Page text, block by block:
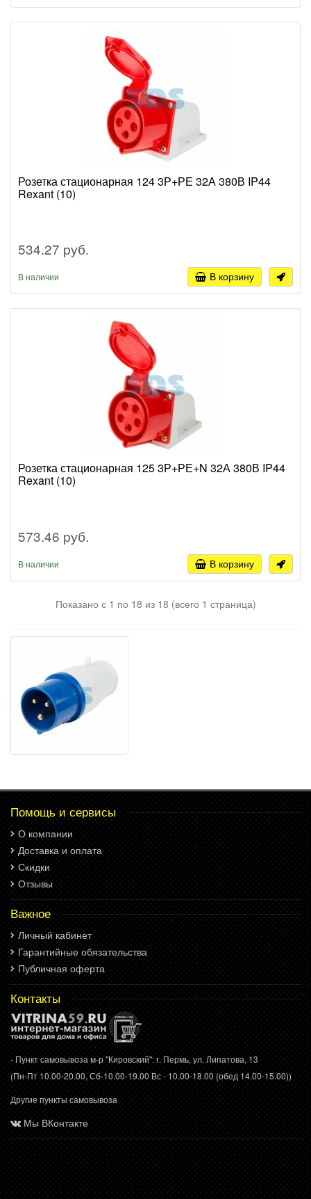
Розетка стационарная 124 3Р+РЕ 32А 380В IP44
Rexant (10)
534.27 руб.
В наличии В корзину
Розетка стационарная 125 3Р+РЕ+N 32А 380В IP44
Rexant (10)
573.46 руб.
В наличии В корзину
Показано с 1 по 18 из 18 (всего 1 страница)
Помощь и сервисы
О компании
Доставка и оплата
Скидки
Отзывы
Важное
Личный кабинет
Гарантийные обязательства
Публичная оферта
Контакты
- Пункт самовывоза м-р "Кировский": г. Пермь, ул. Липатова, 13
(Пн-Пт 10.00-20.00, Сб-10.00-19.00 Вс - 10.00-18.00 (обед 14.00-15.00))
Другие пункты самовывоза
Мы ВКонтакте